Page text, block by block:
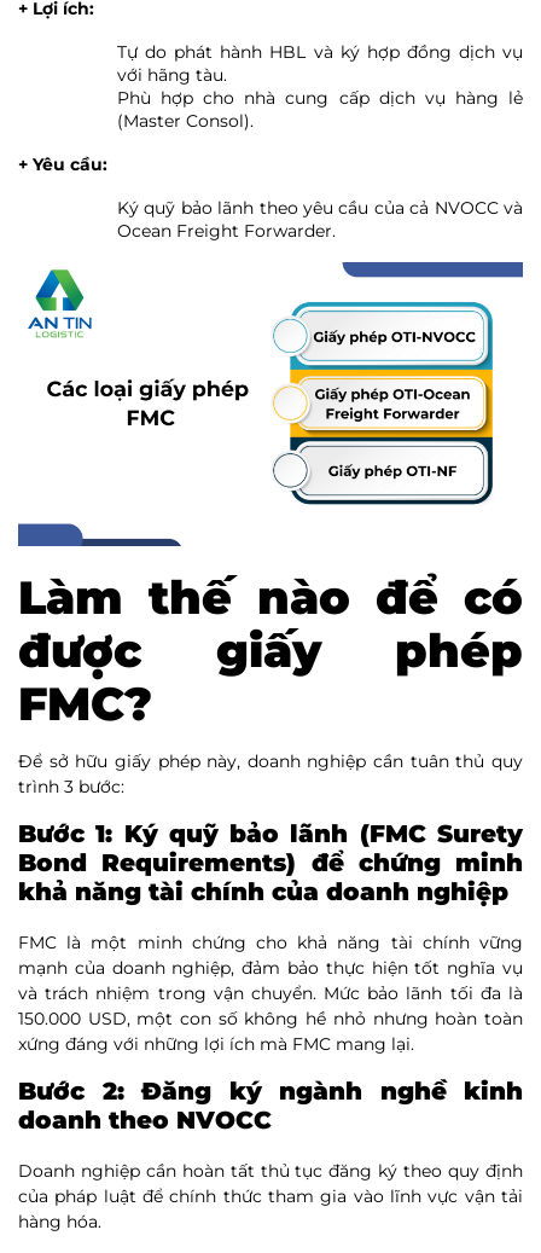
+ Lợi ích:
Tự do phát hành HBL và ký hợp đồng dịch vụ
với hãng tàu.
Phù hợp cho nhà cung cấp dịch vụ hàng lẻ
(Master Consol).
+ Yêu cầu:
Ký quỹ bảo lãnh theo yêu cầu của cả NVOCC và
Ocean Freight Forwarder.
Làm thế nào để có
được giấy phép
FMC?
Để sở hữu giấy phép này, doanh nghiệp cần tuân thủ quy
trình 3 bước:
Bước 1: Ký quỹ bảo lãnh (FMC Surety
Bond Requirements) để chứng minh
khả năng tài chính của doanh nghiệp
FMC là một minh chứng cho khả năng tài chính vững
mạnh của doanh nghiệp, đảm bảo thực hiện tốt nghĩa vụ
và trách nhiệm trong vận chuyển. Mức bảo lãnh tối đa là
150.000 USD, một con số không hề nhỏ nhưng hoàn toàn
xứng đáng với những lợi ích mà FMC mang lại.
Bước 2: Đăng ký ngành nghề kinh
doanh theo NVOCC
Doanh nghiệp cần hoàn tất thủ tục đăng ký theo quy định
của pháp luật để chính thức tham gia vào lĩnh vực vận tải
hàng hóa.